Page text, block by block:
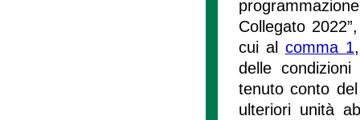
Collegato
cui al comma 1
delle
tenuto conto
ulteriori unità